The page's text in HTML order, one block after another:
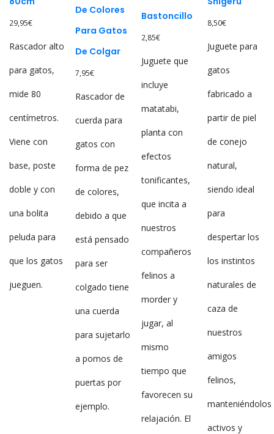
29,95€
Rascador alto
para gatos,
mide 80
centímetros.
Viene con
base, poste
doble y con
una bolita
peluda para
que los gatos
jueguen.
De Colores
Para Gatos
De Colgar
7,95€
Rascador de
cuerda para
gatos con
forma de pez
de colores,
debido a que
está pensado
para ser
colgado tiene
una cuerda
para sujetarlo
a pomos de
puertas por
ejemplo.
Bastoncillo
2,85€
Juguete que
incluye
matatabi,
planta con
efectos
tonificantes,
que incita a
nuestros
compañeros
felinos a
morder y
jugar, al
mismo
tiempo que
favorecen su
relajación. El
8,50€
Juguete para
gatos
fabricado a
partir de piel
de conejo
natural,
siendo ideal
para
despertar los
los instintos
naturales de
caza de
nuestros
amigos
felinos,
manteniéndolos
activos y